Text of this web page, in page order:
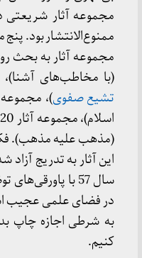
مجموعه آثار شریعتی
ممنوع‌الانتشار بود.
(با مخاطب‌های آشنا)،
تشیع صفوی
این آثار به تدریج آزاد
سال 57 با
در فضای علمی عجیب
به شرطی اجازه چاپ
کنیم.